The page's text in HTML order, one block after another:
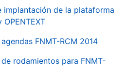
implantación de la plataforma
FNMT-RCM 2014
rodamientos para FNMT-